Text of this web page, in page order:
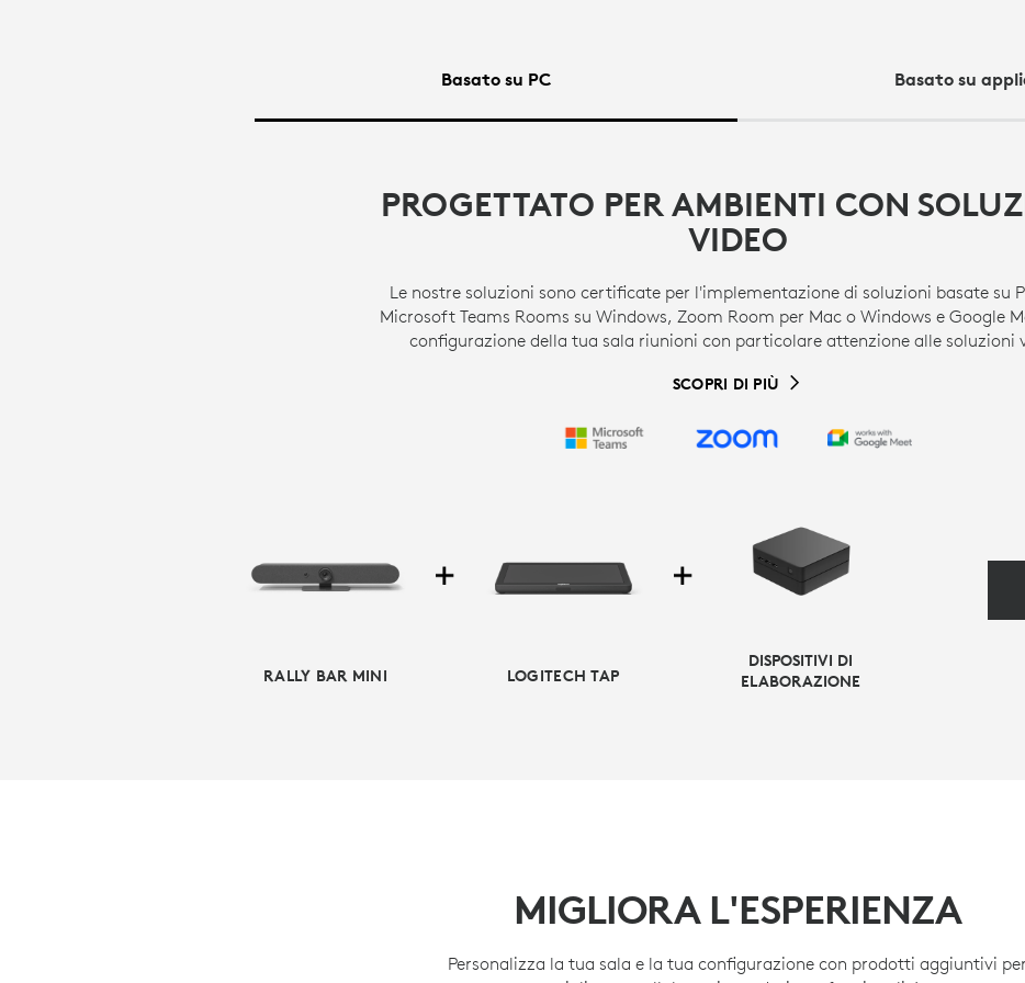
Basato su PC Basato su
PROGETTATO PER AMBIENTI CON
VIDEO
Le nostre soluzioni sono certificate per l'implementazione di soluzioni basate su
Microsoft Teams Rooms su Windows, Zoom Room per Mac o Windows e Google
configurazione della tua sala riunioni con particolare attenzione alle soluzioni
SCOPRI DI PIÙ
RALLY BAR MINI LOGITECH TAP
DISPOSITIVI DI
ELABORAZIONE
Semplifica la configurazione e la gestione con soluzioni preconfigurate per
alternative per sale con soluzioni video.
MIGLIORA L'ESPERIENZA
Personalizza la tua sala e la tua configurazione con prodotti aggiuntivi per